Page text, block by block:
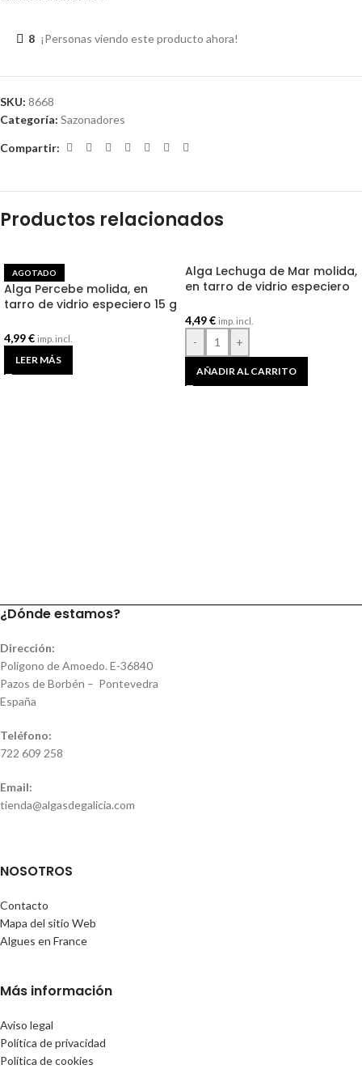
8 ¡Personas viendo este producto ahora!
SKU: 8668
Categoría: Sazonadores
Compartir:
Productos relacionados
AGOTADO
Alga Percebe molida, en
tarro de vidrio especiero 15 g
4,99€ imp. incl.
LEER MÁS
Alga Lechuga de Mar molida,
en tarro de vidrio especiero
4,49€ imp. incl.
- +
AÑADIR AL CARRITO
¿Dónde estamos?
Dirección:
Polígono de Amoedo. E-36840
Pazos de Borbén – Pontevedra
España
Teléfono:
722 609 258
Email:
tienda@algasdegalicia.com
NOSOTROS
Contacto
Mapa del sitio Web
Algues en France
Más información
Aviso legal
Política de privacidad
Política de cookies